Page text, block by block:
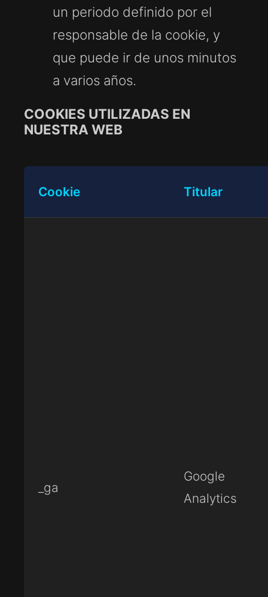
un periodo definido por el
responsable de la cookie, y
que puede ir de unos minutos
a varios años.
COOKIES UTILIZADAS EN
NUESTRA WEB
Cookie Titular
_ga
Google
Analytics